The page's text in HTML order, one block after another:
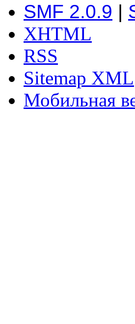
SMF 2.0.9 |
XHTML
RSS
Sitemap XML
Мобильная